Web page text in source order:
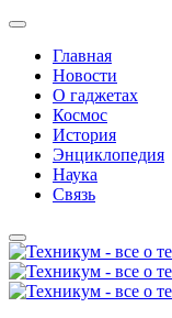
Главная
Новости
О гаджетах
Космос
История
Энциклопедия
Наука
Связь